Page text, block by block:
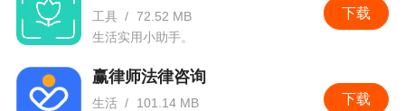
下载
工具 / 72.52 MB
生活实用小助手。
下载
赢律师法律咨询
生活 /
101.14 MB